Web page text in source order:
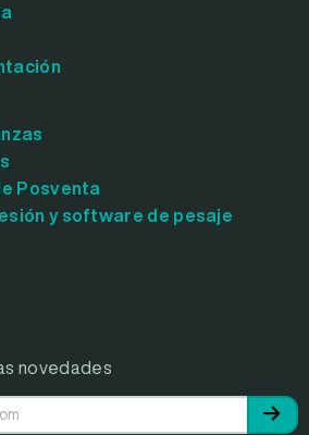
Posventa
y software de pesaje
novedades